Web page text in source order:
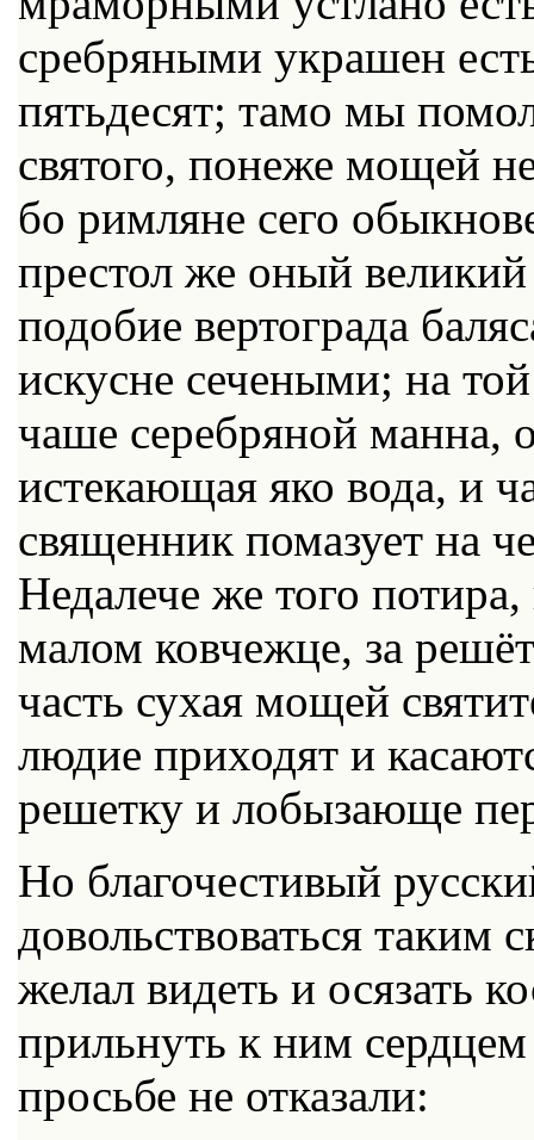
сребряными украшен
пятьдесят; тамо мы
святого, понеже мощей
бо римляне сего
престол же оный
подобие вертограда
искусне сечеными; на
чаше серебряной манна,
истекающая яко вода, и
священник помазует на
Недалече же того
малом ковчежце, за
часть сухая мощей
людие приходят и
решетку и лобызающе
Но благочестивый
довольствоваться
желал видеть и осязать
прильнуть к ним
просьбе не отказали: